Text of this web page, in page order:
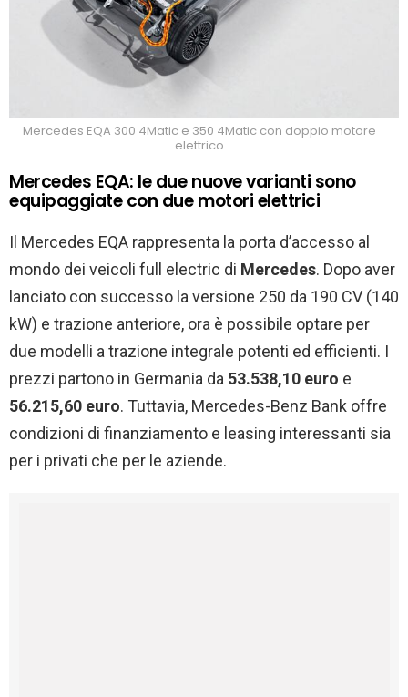
Mercedes EQA 300 4Matic e 350 4Matic con doppio motore
elettrico
Mercedes EQA: le due nuove varianti sono
equipaggiate con due motori elettrici
Il Mercedes EQA rappresenta la porta d’accesso al
mondo dei veicoli full electric di Mercedes. Dopo aver
lanciato con successo la versione 250 da 190 CV (140
kW) e trazione anteriore, ora è possibile optare per
due modelli a trazione integrale potenti ed efficienti. I
prezzi partono in Germania da 53.538,10 euro e
56.215,60 euro. Tuttavia, Mercedes-Benz Bank offre
condizioni di finanziamento e leasing interessanti sia
per i privati che per le aziende.